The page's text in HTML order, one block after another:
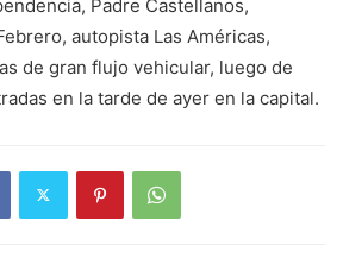
Padre Castellanos,
autopista Las Américas,
de gran flujo vehicular, luego de
en la tarde de ayer en la capital.